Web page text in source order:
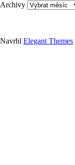
Archivy
Navrhl Elegant Themes